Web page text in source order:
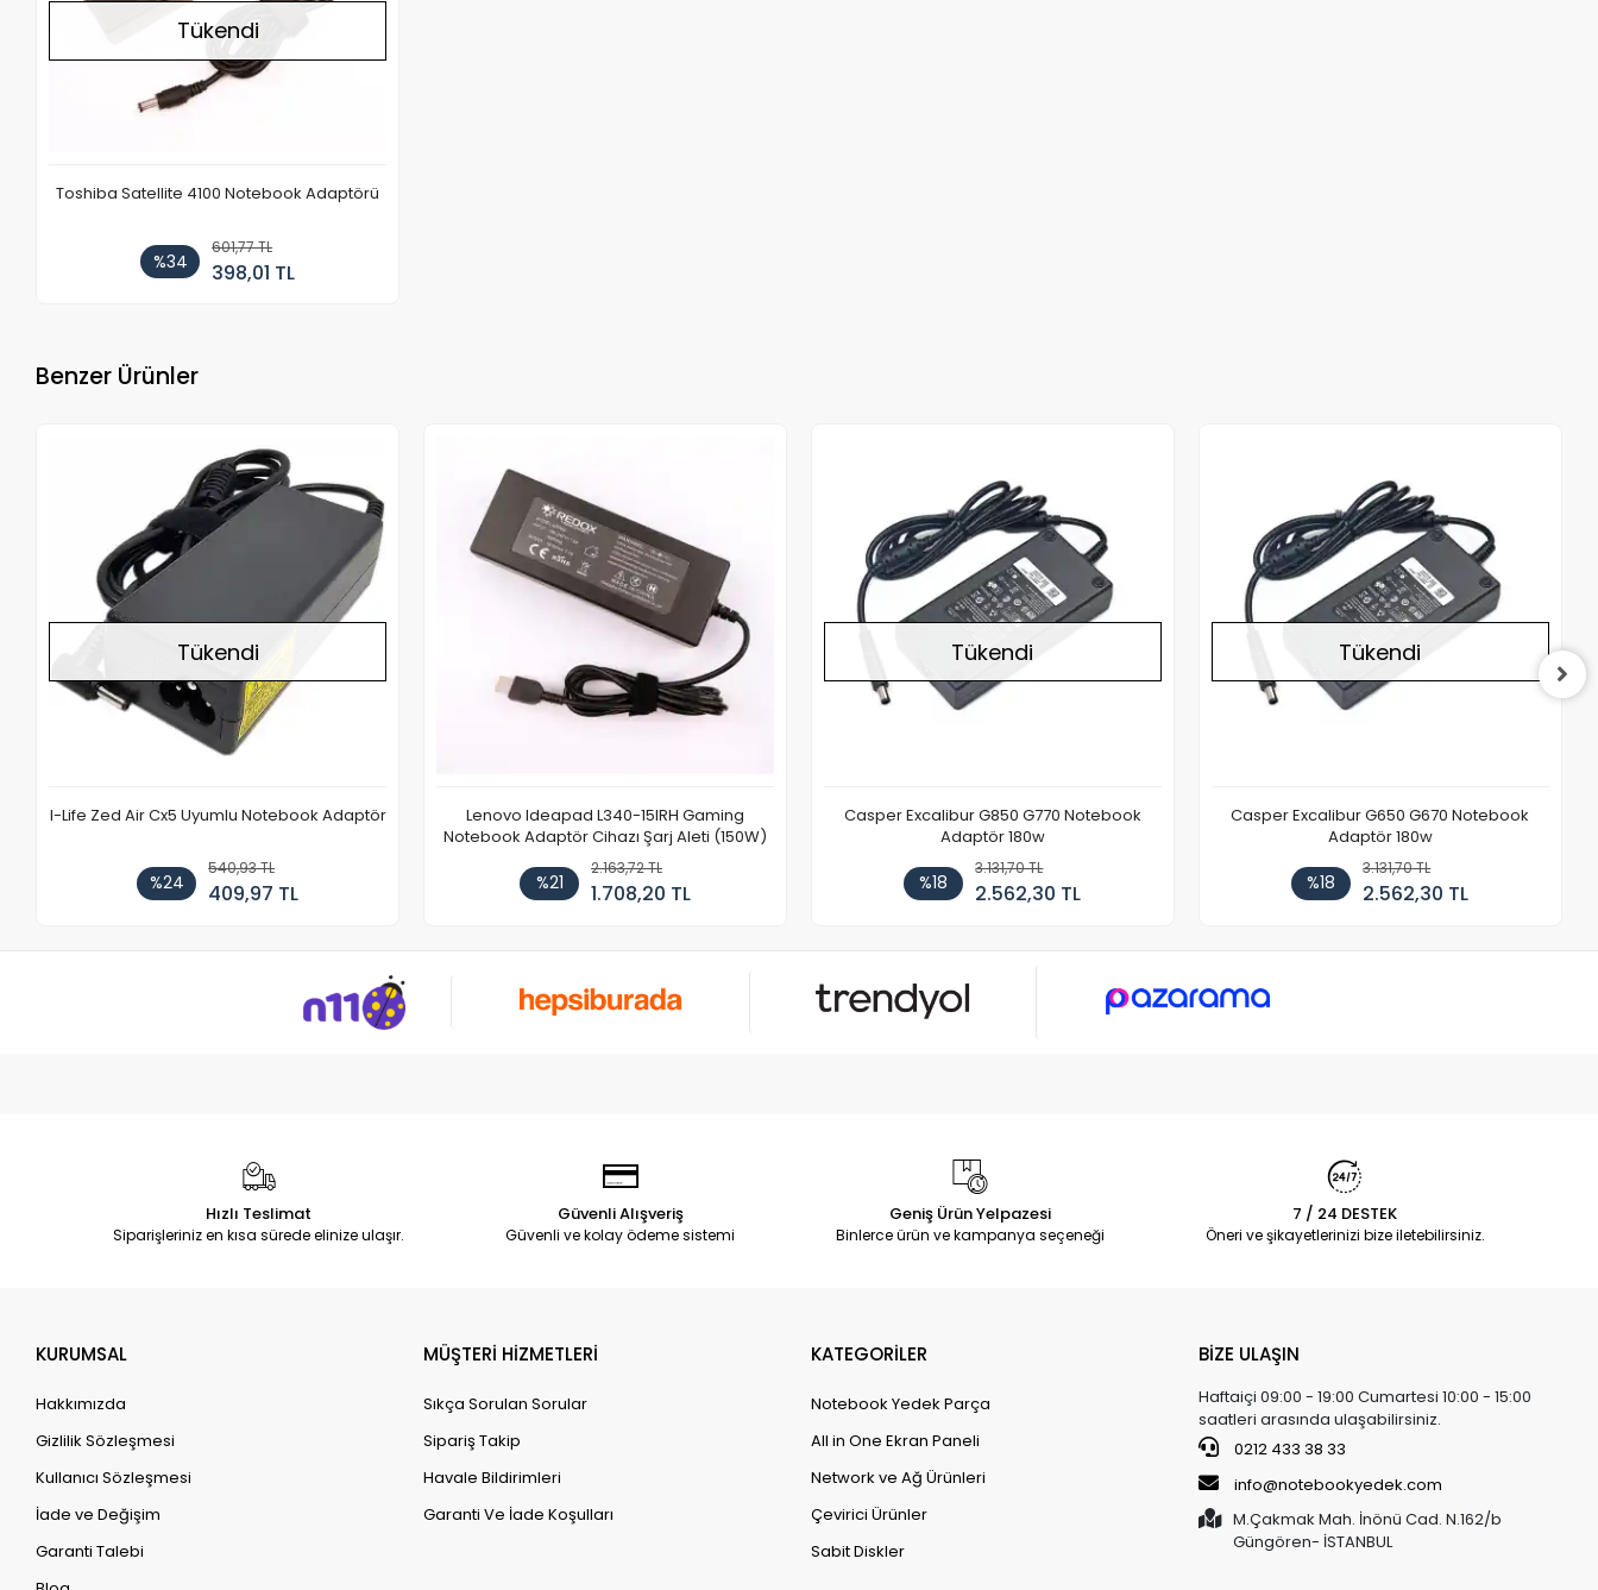
Tükendi
Toshiba Satellite 4100 Notebook Adaptörü
%34
601,77 TL
398,01 TL
Benzer Ürünler
Tükendi
I-Life Zed Air Cx5 Uyumlu Notebook Adaptör
%24
540,93 TL
409,97 TL
Lenovo Ideapad L340-15IRH Gaming
Notebook Adaptör Cihazı Şarj Aleti (150W)
%21
2.163,72 TL
1.708,20 TL
Tükendi
Casper Excalibur G850 G770 Notebook
Adaptör 180w
%18
3.131,70 TL
2.562,30 TL
Tükendi
Casper Excalibur G650 G670 Notebook
Adaptör 180w
%18
3.131,70 TL
2.562,30 TL
Hızlı Teslimat
Siparişleriniz en kısa sürede elinize ulaşır.
Güvenli Alışveriş
Güvenli ve kolay ödeme sistemi
Geniş Ürün Yelpazesi
Binlerce ürün ve kampanya seçeneği
7 / 24 DESTEK
Öneri ve şikayetlerinizi bize iletebilirsiniz.
KURUMSAL
Hakkımızda
Gizlilik Sözleşmesi
Kullanıcı Sözleşmesi
İade ve Değişim
Garanti Talebi
MÜŞTERİ HİZMETLERİ
Sıkça Sorulan Sorular
Sipariş Takip
Havale Bildirimleri
Garanti Ve İade Koşulları
KATEGORİLER
Notebook Yedek Parça
All in One Ekran Paneli
Network ve Ağ Ürünleri
Çevirici Ürünler
Sabit Diskler
BİZE ULAŞIN
Haftaiçi 09:00 - 19:00 Cumartesi 10:00 - 15:00
saatleri arasında ulaşabilirsiniz.
0212 433 38 33
info@notebookyedek.com
M.Çakmak Mah. İnönü Cad. N.162/b
Güngören- İSTANBUL